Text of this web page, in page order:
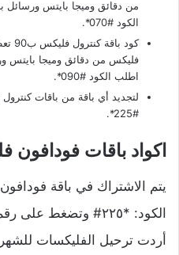
الكود #070*.
اطلب الكود #090*.
لتجديد أي باقة من باقات
#225*.
اكواد باقات فودافون
يتم الاشتراك في باقة
أردت ترحيل الفليكسات